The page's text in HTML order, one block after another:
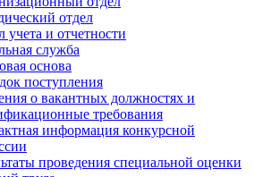
отдел
учета и отчетности
служба
основа
поступления
о вакантных должностях и
требования
информация конкурсной
проведения специальной оценки